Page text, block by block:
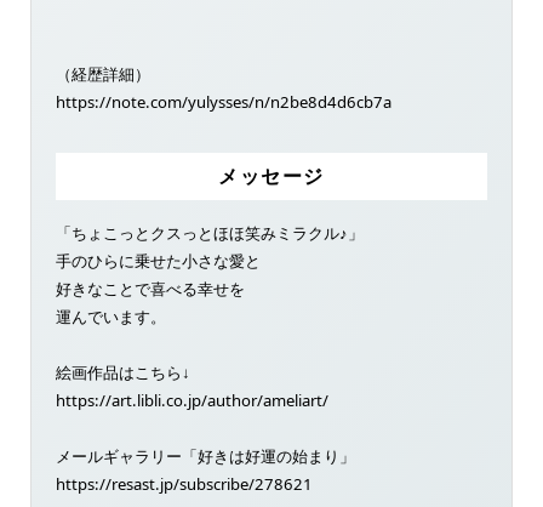
（経歴詳細）
https://note.com/yulysses/n/n2be8d4d6cb7a
メッセージ
「ちょこっとクスっとほほ笑みミラクル♪」
手のひらに乗せた小さな愛と
好きなことで喜べる幸せを
運んでいます。
絵画作品はこちら↓
https://art.libli.co.jp/author/ameliart/
メールギャラリー「好きは好運の始まり」
https://resast.jp/subscribe/278621